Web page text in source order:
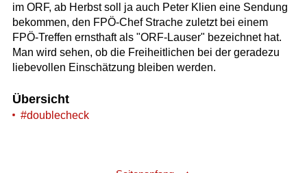
im ORF, ab Herbst soll ja auch Peter Klien eine Sendung
bekommen, den FPÖ-Chef Strache zuletzt bei einem
FPÖ-Treffen ernsthaft als "ORF-Lauser" bezeichnet hat.
Man wird sehen, ob die Freiheitlichen bei der geradezu
liebevollen Einschätzung bleiben werden.
Übersicht
#doublecheck